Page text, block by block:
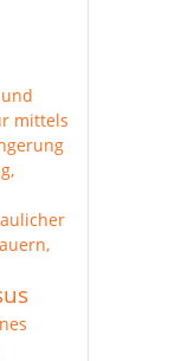
mittels